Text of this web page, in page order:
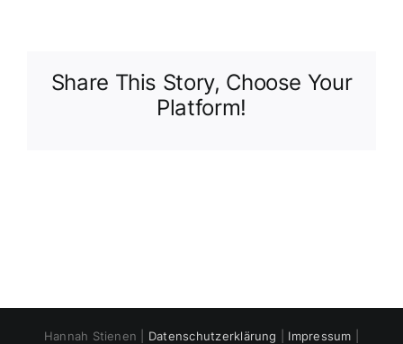
du
an?
Share This Story, Choose Your
Platform!
Hannah Stienen | Datenschutzerklärung Impressum